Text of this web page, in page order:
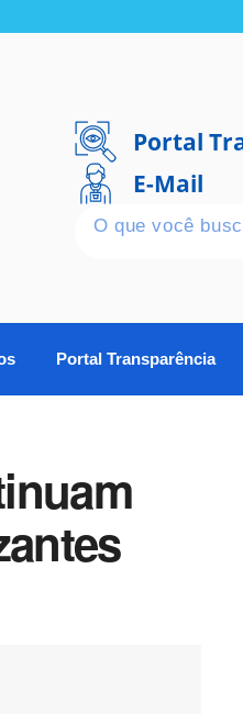
Portal
E-Mail
Portal Transparência